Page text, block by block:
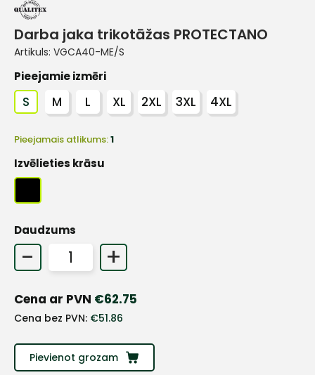
Darba jaka trikotāžas PROTECTANO
Artikuls: VGCA40-ME/S
Pieejamie izmēri
S M L XL 2XL 3XL 4XL
Pieejamais atlikums:1
Izvēlieties krāsu
Daudzums
- +
Cena ar PVN €62.75
Cena bez PVN: €51.86
Pievienot grozam
+